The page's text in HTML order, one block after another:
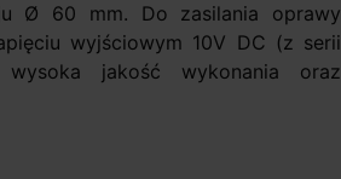
Ø 60 mm. Do zasilania oprawy
wyjściowym 10V DC (z serii
jakość wykonania oraz